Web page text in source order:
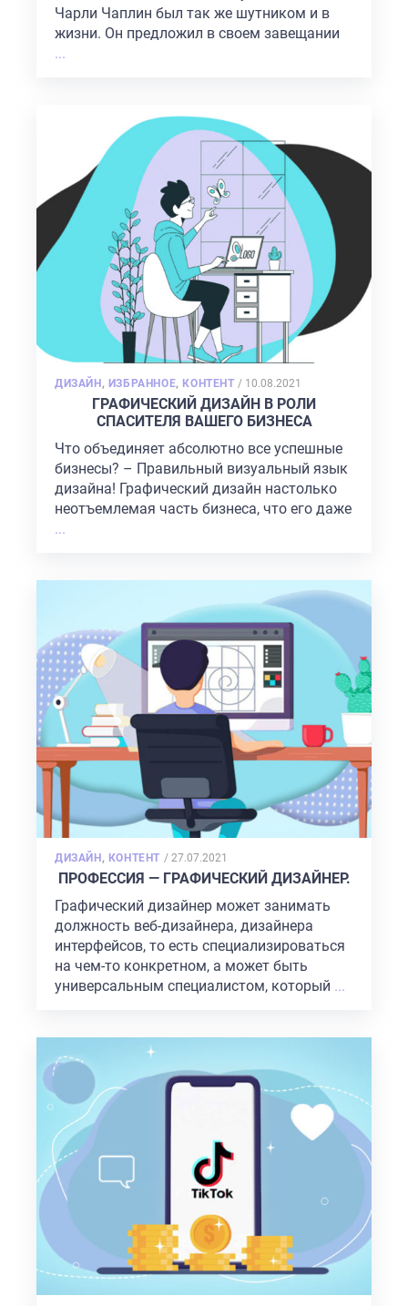
Чарли Чаплин был так же шутником и в
жизни. Он предложил в своем завещании
...
ДИЗАЙН, ИЗБРАННОЕ, КОНТЕНТ / POSTED
ON
10.08.2021
ГРАФИЧЕСКИЙ ДИЗАЙН В РОЛИ
СПАСИТЕЛЯ ВАШЕГО БИЗНЕСА
Что объединяет абсолютно все успешные
бизнесы? – Правильный визуальный язык
дизайна! Графический дизайн настолько
неотъемлемая часть бизнеса, что его даже
...
ДИЗАЙН, КОНТЕНТ / POSTED
ON
27.07.2021
ПРОФЕССИЯ — ГРАФИЧЕСКИЙ ДИЗАЙНЕР.
Графический дизайнер может занимать
должность веб-дизайнера, дизайнера
интерфейсов, то есть специализироваться
на чем-то конкретном, а может быть
универсальным специалистом, который ...
ГЛАВНАЯ
О НАС